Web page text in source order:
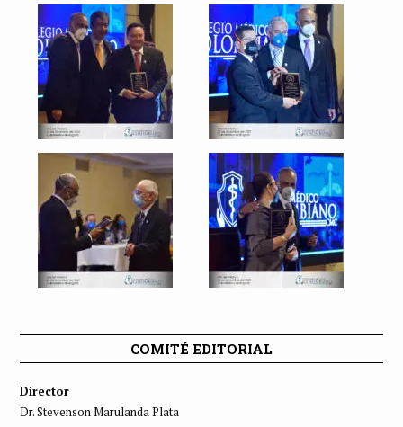
COMITÉ EDITORIAL
Director
Dr. Stevenson Marulanda Plata